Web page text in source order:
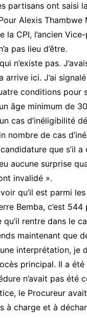
partisans ont saisi
Alexis
la CPI, l’ancien
pas lieu d’être.
n’existe pas.
arrive ici. J’ai
conditions pour
âge minimum de
cas d’inéligibilité
nombre de cas
que s’il
aucune surprise
invalidé ».
qu’il est parmi
Bemba, c’est
qu’il rentre dans le
maintenant que
interprétation, je
principal. Il a été
n’avait pas été
le Procureur
à charge et à